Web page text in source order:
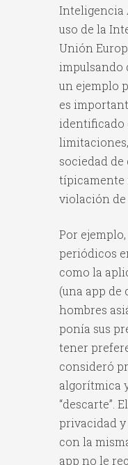
Inteligencia
uso de la
Unión
impulsando
un ejemplo
es
identificado
sociedad
típicamente
violación
Por
periódicos
como la
(una app de
hombres
ponía sus
tener
consideró
algorítmica
“descarte”.
privacidad
con la
app no le